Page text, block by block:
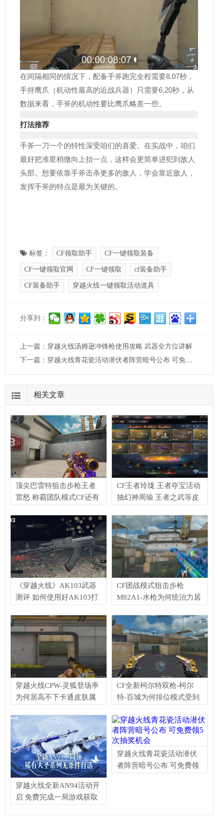
在间隔相同的情况下，配备手斧跑完全程需要8.07秒，
手持鹰爪（机动性最高的近战兵器）只需要6.20秒，从
数据来看，手斧的机动性要比鹰爪略差一些。
打法推荐
手斧一刀一个的特性深受咱们的喜爱。在实战中，咱们
最好把准星稍微向上抬一点，这样会更简单进犯到敌人
头部。想要依靠手斧击杀更多的敌人，学会靠近敌人，
发挥手斧的特点是最为关键的。
标签： CF领取助手 CF一键领取装备
CF一键领取官网 CF一键领取 cf装备助手
CF装备助手 穿越火线一键领取活动道具
分享到：
上一篇： 穿越火线汤姆逊冲锋枪使用攻略 武器全方位讲解
下一篇： 穿越火线青花瓷活动潜伏者阵营暗号公布 可免费领5次抽奖机会
相关文章
顶尖巴雷特狙击步枪王者
雷怒 称霸团队模式CF还有
CF王者玲珑 王者夺宝活动
抽幻神周瑜 王者之武等皮
《穿越火线》AK103武器
测评 如何使用好AK103打
CF团战模式狙击步枪
M82A1-水枪为何统治力居
穿越火线CPW-灵狐登场率
为何居高不下卡通皮肤属
CF全新柯尔特双枪-柯尔
特-百城为何排位模式受到
穿越火线全新AN94活动开
启 免费完成一局游戏获取
穿越火线青花瓷活动潜伏
者阵营暗号公布 可免费领